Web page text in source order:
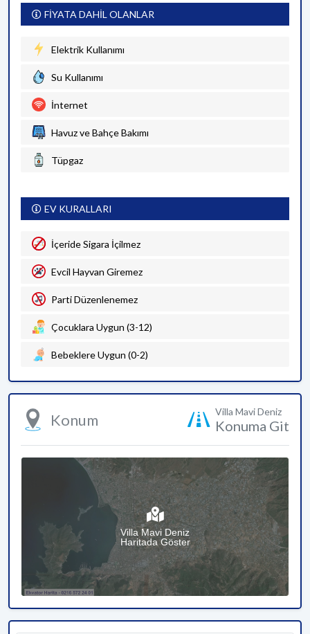
FİYATA DAHİL OLANLAR
Elektrik Kullanımı
Su Kullanımı
İnternet
Havuz ve Bahçe Bakımı
Tüpgaz
EV KURALLARI
İçeride Sigara İçilmez
Evcil Hayvan Giremez
Parti Düzenlenemez
Çocuklara Uygun (3-12)
Bebeklere Uygun (0-2)
Konum Villa Mavi Deniz
Konuma Git
Villa Mavi Deniz
Haritada Göster